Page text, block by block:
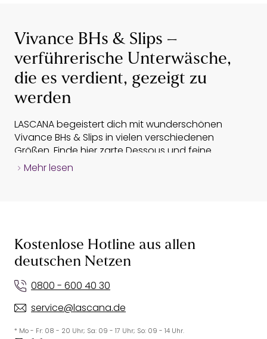
Vivance BHs & Slips –
verführerische Unterwäsche,
die es verdient, gezeigt zu
werden
LASCANA begeistert dich mit wunderschönen
Vivance BHs & Slips in vielen verschiedenen
Größen. Finde hier zarte Dessous und feine
Unterwäsche für jeden Moment deines Lebens.
Bügel-BH
die Brust. Die Cups
sind am unteren
Rand mit einem
oder
Kunststoffbügel
eingefasst.
dich, wenn du
Ein Vivance Push-
Mehr lesen
Kostenlose Hotline aus allen
deutschen Netzen
0800 - 600 40 30
service@lascana.de
* Mo - Fr: 08 - 20 Uhr; Sa: 09 - 17 Uhr; So: 09 - 14 Uhr.